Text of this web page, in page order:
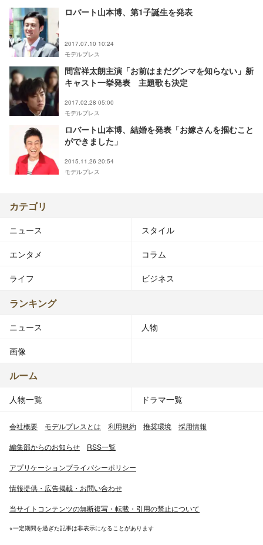
ロバート山本博、第1子誕生を発表
2017.07.10 10:24
モデルプレス
間宮祥太朗主演「お前はまだグンマを知らない」新
キャスト一挙発表 主題歌も決定
2017.02.28 05:00
モデルプレス
ロバート山本博、結婚を発表「お嫁さんを掴むこと
ができました」
2015.11.26 20:54
モデルプレス
カテゴリ
ニュース スタイル
エンタメ コラム
ライフ ビジネス
ランキング
ニュース 人物
画像
ルーム
人物一覧 ドラマ一覧
会社概要 モデルプレスとは 利用規約 推奨環境 採用情報
編集部からのお知らせ RSS一覧
アプリケーションプライバシーポリシー
情報提供・広告掲載・お問い合わせ
当サイトコンテンツの無断複写・転載・引用の禁止について
※一定期間を過ぎた記事は非表示になることがあります